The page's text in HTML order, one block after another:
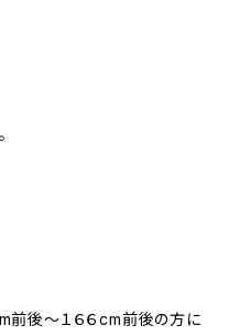
前後～１６６cm前後の方に